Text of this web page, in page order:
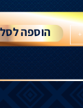
+ הוספה לסל